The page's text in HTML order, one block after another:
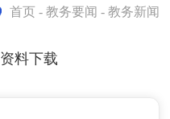
首页- 教务要闻 - 教务新闻
资料下载